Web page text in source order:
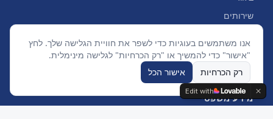
שירותים
קטגוריות בלוג
מידע משפטי
אנו משתמשים בעוגיות כדי לשפר את חוויית הגלישה שלך. לחץ
"אישור" כדי להמשיך או "רק הכרחיות" לגלישה מינימלית.
רק הכרחיות
אישור הכל
Edit with